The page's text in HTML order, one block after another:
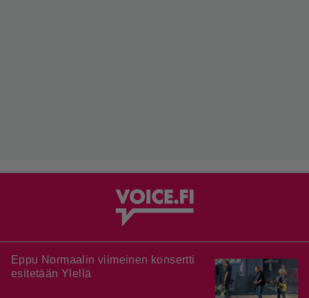
Eppu Normaalin viimeinen konsertti
esitetään Ylellä